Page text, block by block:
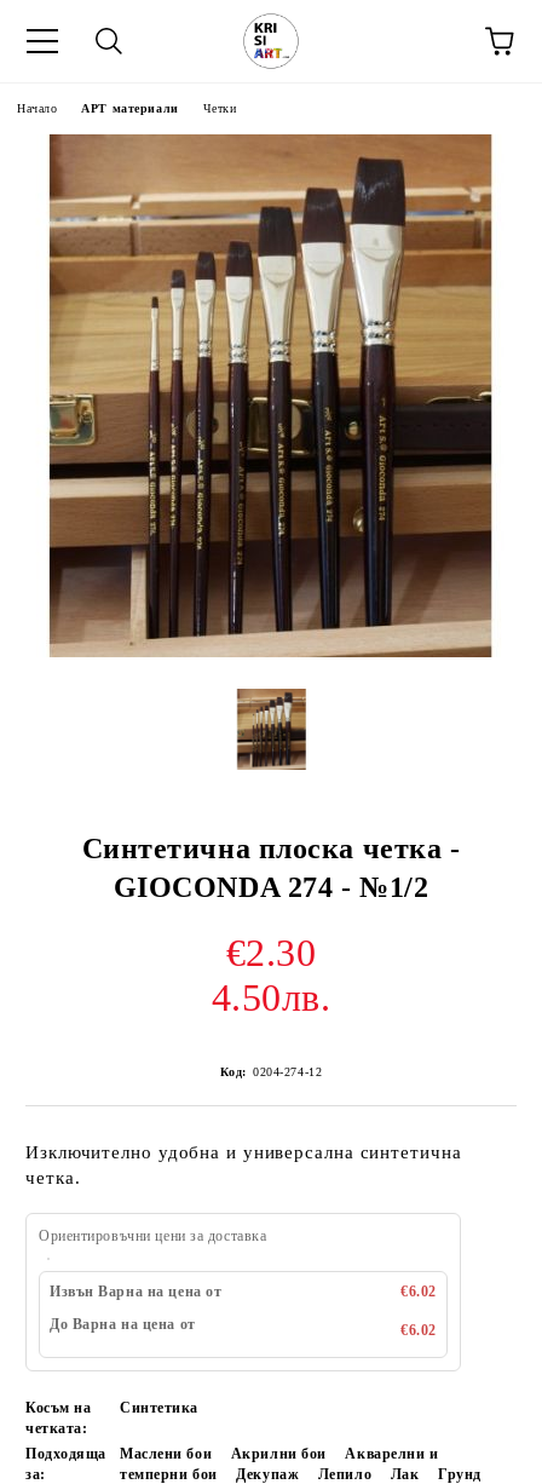
Начало АРТ материали Четки
Синтетична плоска четка -
GIOCONDA 274 - №1/2
€2.30
4.50лв.
Код: 0204-274-12
Изключително удобна и универсална синтетична
четка.
Ориентировъчни цени за доставка
Извън Варна на цена от
€6.02
До Варна на цена от
€6.02
Косъм на
четката:
Синтетика
Подходяща
за:
Маслени бои Акрилни бои
Акварелни и
темперни бои
Декупаж Лепило Лак Грунд